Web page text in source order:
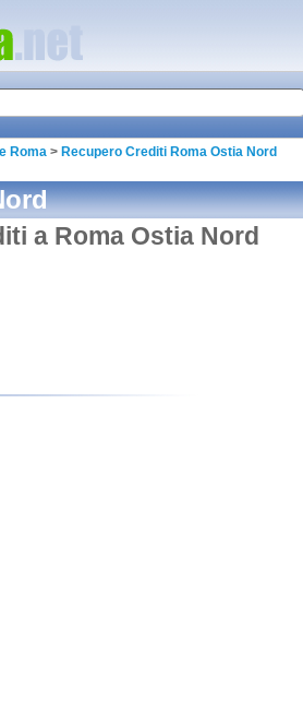
Roma > Recupero Crediti Roma Ostia Nord
a Roma Ostia Nord